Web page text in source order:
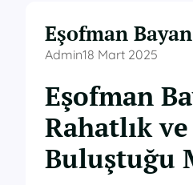
Eşofman Bayan
Admin18 Mart 2025
Eşofman
Rahatlık ve
Buluştuğu